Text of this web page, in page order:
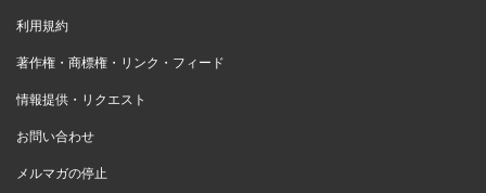
利用規約
著作権・商標権・リンク・フィード
情報提供・リクエスト
お問い合わせ
メルマガの停止